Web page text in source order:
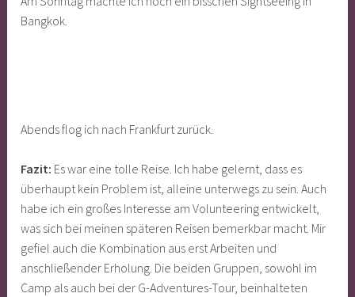
Bangkok.
Abends flog ich nach Frankfurt zurück.
Fazit: Es war eine tolle Reise. Ich habe gelernt, dass es
überhaupt kein Problem ist, alleine unterwegs zu sein. Auch
habe ich ein großes Interesse am Volunteering entwickelt,
was sich bei meinen späteren Reisen bemerkbar macht. Mir
gefiel auch die Kombination aus erst Arbeiten und
anschließender Erholung. Die beiden Gruppen, sowohl im
Camp als auch bei der G-Adventures-Tour, beinhalteten